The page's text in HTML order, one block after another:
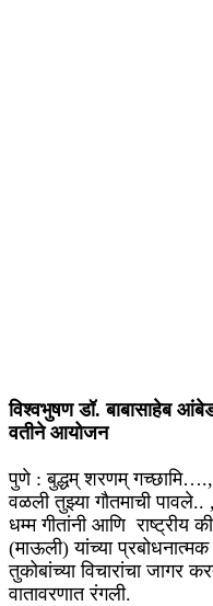
विश्वभुषण डॉ. बाबासाहेब
वतीने आयोजन
पुणे : बुद्धम् शरणम् गच्छामि….,
वळली तुझ्या गौतमाची पावले..
धम्म गीतांनी आणि राष्ट्रीय
(माऊली) यांच्या
तुकोबांच्या विचारांचा जागर
वातावरणात रंगली.